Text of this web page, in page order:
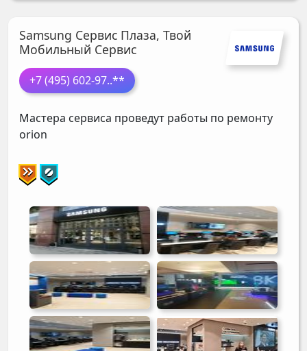
Samsung Сервис Плаза, Твой
Мобильный Сервис
+7 (495) 602-97..**
Мастера сервиса проведут работы по ремонту
orion